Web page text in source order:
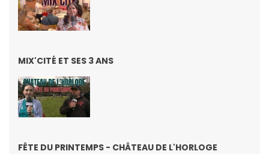
MIX'CITÉ ET SES 3 ANS
FÊTE DU PRINTEMPS - CHÂTEAU DE L'HORLOGE